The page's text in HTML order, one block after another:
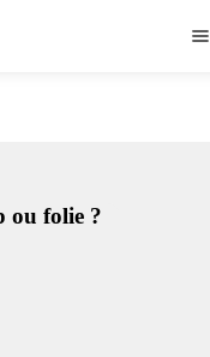
ou folie ?